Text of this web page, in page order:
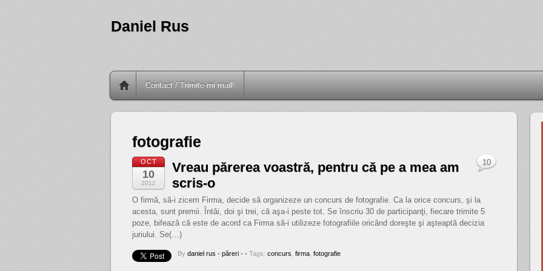
Daniel Rus
Contact / Trimite-mi mail!
fotografie
OCT
10
2012
Vreau părerea voastră, pentru că pe a mea am
scris-o
O firmă, să-i zicem Firma, decide să organizeze un concurs de fotografie. Ca la orice concurs, şi la
acesta, sunt premii. Întâi, doi şi trei, că aşa-i peste tot. Se înscriu 30 de participanţi, fiecare trimite 5
poze, bifează că este de acord ca Firma să-i utilizeze fotografiile oricând doreşte şi aşteaptă decizia
juriului. Se(…)
By daniel rus • păreri •
10
• Tags: concurs firma fotografie